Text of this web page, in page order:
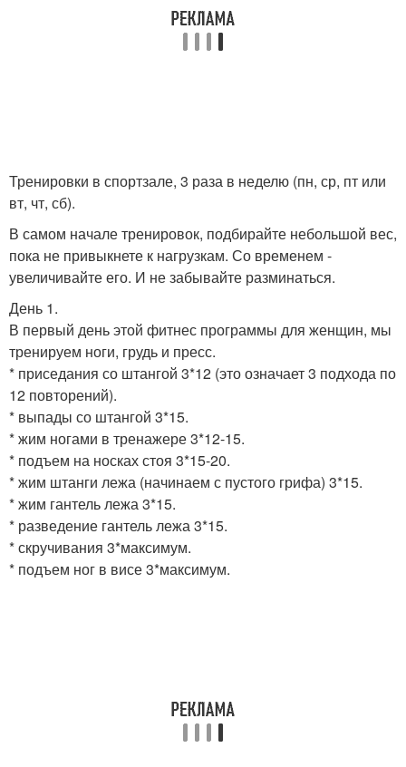
Тренировки в спортзале, 3 раза в неделю (пн, ср, пт или
вт, чт, сб).
В самом начале тренировок, подбирайте небольшой вес,
пока не привыкнете к нагрузкам. Со временем -
увеличивайте его. И не забывайте разминаться.
День 1.
В первый день этой фитнес программы для женщин, мы
тренируем ноги, грудь и пресс.
* приседания со штангой 3*12 (это означает 3 подхода по
12 повторений).
* выпады со штангой 3*15.
* жим ногами в тренажере 3*12-15.
* подъем на носках стоя 3*15-20.
* жим штанги лежа (начинаем с пустого грифа) 3*15.
* жим гантель лежа 3*15.
* разведение гантель лежа 3*15.
* скручивания 3*максимум.
* подъем ног в висе 3*максимум.